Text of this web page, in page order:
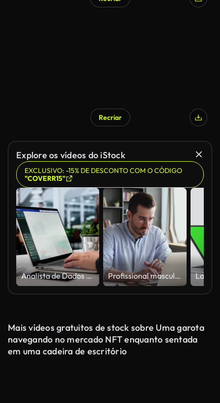
Recriar
Explore os vídeos do iStock
EXCLUSIVO: -15% DE DESCONTO COM O CÓDIGO
"COVERR15"
Analista de Dados Mit Data Analytics KPI Profissional masculino concentrado analisando informações de pesquisa de mercado.
Mais vídeos gratuitos de stock sobre Uma garota
navegando no mercado NFT enquanto sentada
em uma cadeira de escritório